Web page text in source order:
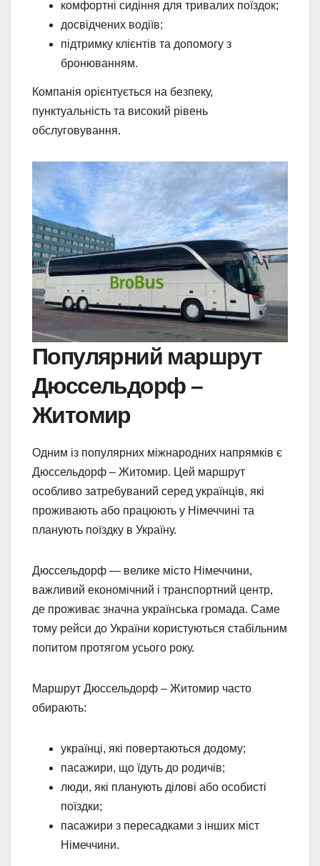
комфортні сидіння для тривалих поїздок;
досвідчених водіїв;
підтримку клієнтів та допомогу з
бронюванням.
Компанія орієнтується на безпеку,
пунктуальність та високий рівень
обслуговування.
Популярний маршрут
Дюссельдорф –
Житомир
Одним із популярних міжнародних напрямків є
Дюссельдорф – Житомир. Цей маршрут
особливо затребуваний серед українців, які
проживають або працюють у Німеччині та
планують поїздку в Україну.
Дюссельдорф — велике місто Німеччини,
важливий економічний і транспортний центр,
де проживає значна українська громада. Саме
тому рейси до України користуються стабільним
попитом протягом усього року.
Маршрут Дюссельдорф – Житомир часто
обирають:
українці, які повертаються додому;
пасажири, що їдуть до родичів;
люди, які планують ділові або особисті
поїздки;
пасажири з пересадками з інших міст
Німеччини.